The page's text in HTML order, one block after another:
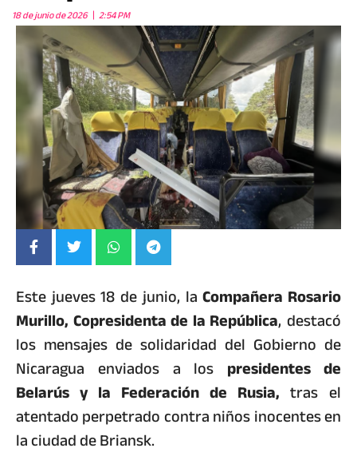
18 de junio de 2026 2:54 PM
Este jueves 18 de junio, laCompañera Rosario
Murillo, Copresidenta de la República, destacó
los mensajes de solidaridad del Gobierno de
Nicaragua enviados a los presidentes de
Belarús y la Federación de Rusia, tras el
atentado perpetrado contra niños inocentes en
la ciudad de Briansk.